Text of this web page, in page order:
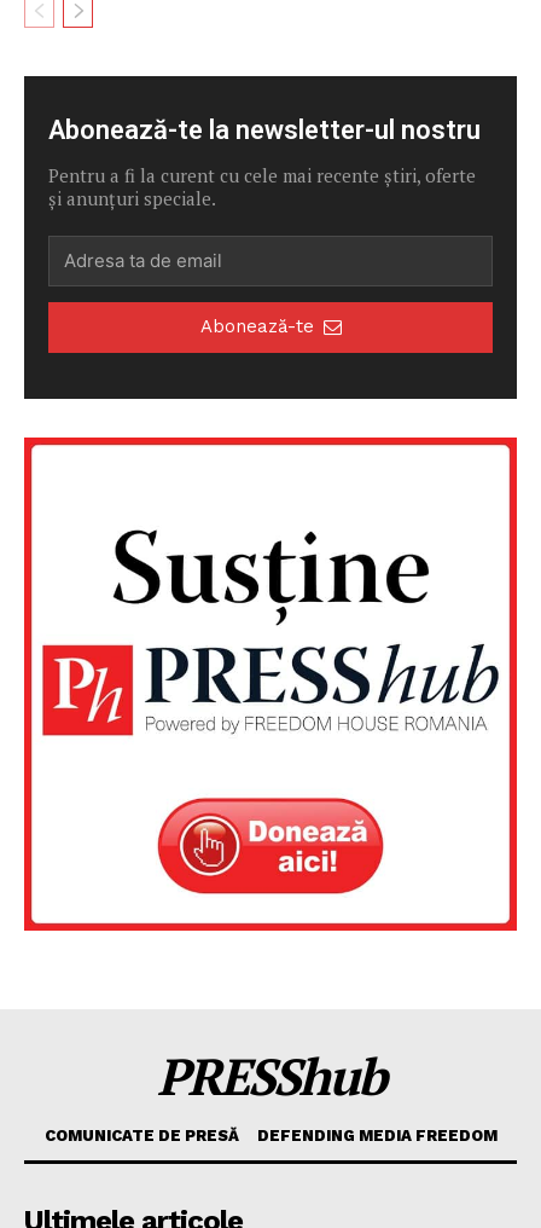
Un proiect
FREEDOM HOUSE ROMÂNIA
PRESShub
Despre noi / Echipa
Proiecte editoriale
Abonează-te la newsletter-ul nostru
Pentru a fi la curent cu cele mai recente știri, oferte
și anunțuri speciale.
Abonează-te
PRESShub
COMUNICATE DE PRESĂ DEFENDING MEDIA FREEDOM
Ultimele articole